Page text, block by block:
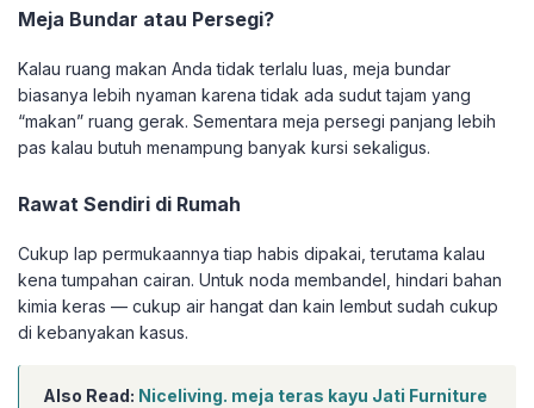
Meja Bundar atau Persegi?
Kalau ruang makan Anda tidak terlalu luas, meja bundar
biasanya lebih nyaman karena tidak ada sudut tajam yang
“makan” ruang gerak. Sementara meja persegi panjang lebih
pas kalau butuh menampung banyak kursi sekaligus.
Rawat Sendiri di Rumah
Cukup lap permukaannya tiap habis dipakai, terutama kalau
kena tumpahan cairan. Untuk noda membandel, hindari bahan
kimia keras — cukup air hangat dan kain lembut sudah cukup
di kebanyakan kasus.
Also Read: Niceliving. meja teras kayu Jati Furniture